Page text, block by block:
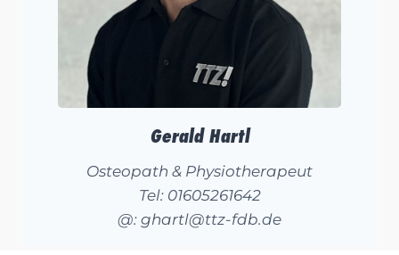
Gerald Hartl
Osteopath & Physiotherapeut
Tel: 01605261642
@: ghartl@ttz-fdb.de